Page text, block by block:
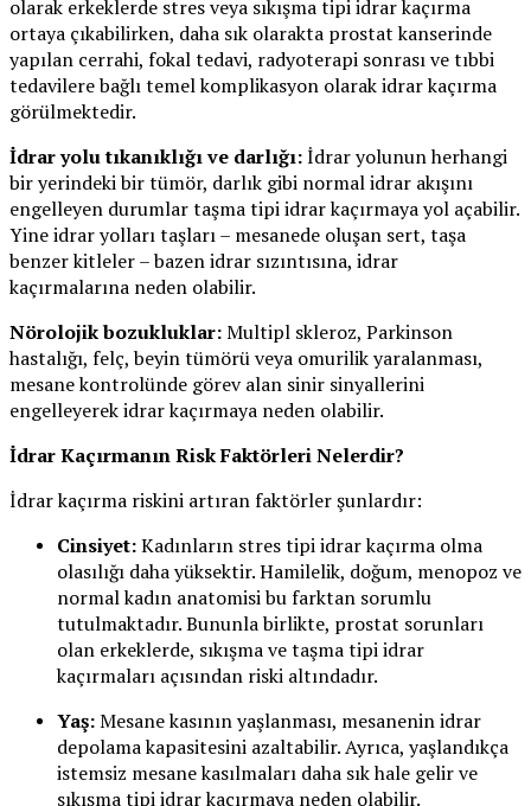
olarak erkeklerde stres veya sıkışma tipi idrar kaçırma
ortaya çıkabilirken, daha sık olarakta prostat kanserinde
yapılan cerrahi, fokal tedavi, radyoterapi sonrası ve tıbbi
tedavilere bağlı temel komplikasyon olarak idrar kaçırma
görülmektedir.
İdrar yolu tıkanıklığı ve darlığı:İdrar yolunun herhangi
bir yerindeki bir tümör, darlık gibi normal idrar akışını
engelleyen durumlar taşma tipi idrar kaçırmaya yol açabilir.
Yine idrar yolları taşları – mesanede oluşan sert, taşa
benzer kitleler – bazen idrar sızıntısına, idrar
kaçırmalarına neden olabilir.
Nörolojik bozukluklar:Multipl skleroz, Parkinson
hastalığı, felç, beyin tümörü veya omurilik yaralanması,
mesane kontrolünde görev alan sinir sinyallerini
engelleyerek idrar kaçırmaya neden olabilir.
İdrar Kaçırmanın Risk Faktörleri Nelerdir?
İdrar kaçırma riskini artıran faktörler şunlardır:
Cinsiyet:Kadınların stres tipi idrar kaçırma olma
olasılığı daha yüksektir. Hamilelik, doğum, menopoz ve
normal kadın anatomisi bu farktan sorumlu
tutulmaktadır. Bununla birlikte, prostat sorunları
olan erkeklerde, sıkışma ve taşma tipi idrar
kaçırmaları açısından riski altındadır.
Yaş:Mesane kasının yaşlanması, mesanenin idrar
depolama kapasitesini azaltabilir. Ayrıca, yaşlandıkça
istemsiz mesane kasılmaları daha sık hale gelir ve
sıkışma tipi idrar kaçırmaya neden olabilir.